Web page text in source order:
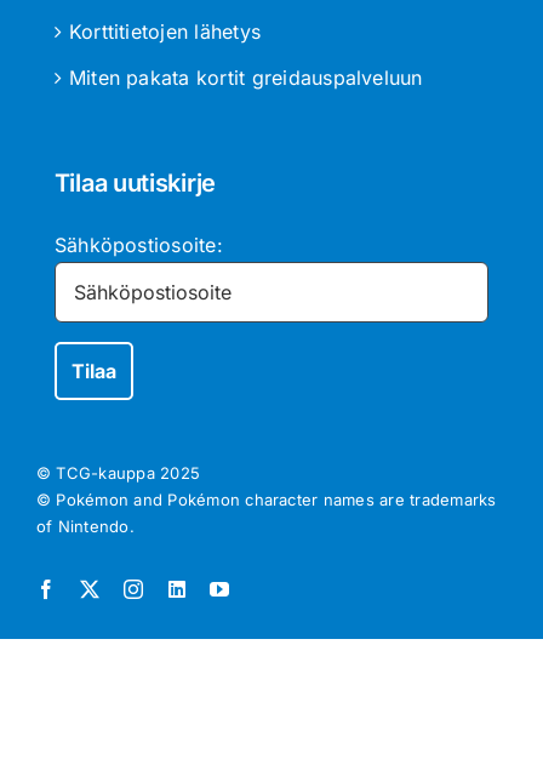
Korttitietojen lähetys
Miten pakata kortit greidauspalveluun
Tilaa uutiskirje
Sähköpostiosoite:
© TCG-kauppa 2025
© Pokémon and Pokémon character names are trademarks
of Nintendo.